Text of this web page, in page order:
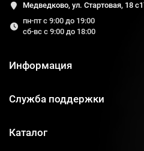
Медведково, ул. Стартовая, 18
пн-пт с 9:00 до 19:00
сб-вс с 9:00 до 18:00
Информация
Служба поддержки
Каталог